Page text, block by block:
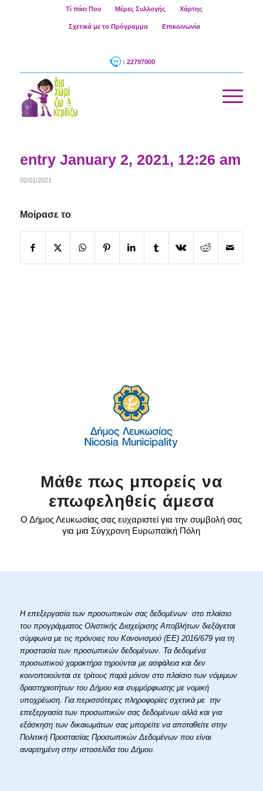
Τί πάει Που Μέρες Συλλογής Χάρτης
Σχετικά με το Πρόγραμμα Επικοινωνία
: 22797000
entry January 2, 2021, 12:26 am
02/01/2021
Μοίρασε το
Μάθε πως μπορείς να
επωφεληθείς άμεσα
Ο Δήμος Λευκωσίας σας ευχαριστεί για την συμβολή σας
για μια Σύγχρονη Ευρωπαϊκή Πόλη
Η επεξεργασία των προσωπικών σας δεδομένων στο πλαίσιο
του προγράμματος Ολιστικής Διαχείρισης Αποβλήτων διεξάγεται
σύμφωνα με τις πρόνοιες του Κανονισμού (ΕΕ) 2016/679 για τη
προστασία των προσωπικών δεδομένων. Τα δεδομένα
προσωπικού χαρακτήρα τηρούνται με ασφάλεια και δεν
κοινοποιούνται σε τρίτους παρά μόνον στο πλαίσιο των νόμιμων
δραστηριοτήτων του Δήμου και συμμόρφωσης με νομική
υποχρέωση. Για περισσότερες πληροφορίες σχετικά με την
επεξεργασία των προσωπικών σας δεδομένων αλλά και για
εξάσκηση των δικαιωμάτων σας μπορείτε να αποταθείτε στην
Πολιτική Προστασίας Προσωπικών Δεδομένων που είναι
αναρτημένη στην ιστοσελίδα του Δήμου.